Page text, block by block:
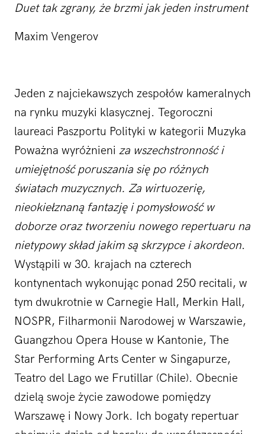
Duet tak zgrany, że brzmi jak jeden instrument
Maxim Vengerov
Jeden z najciekawszych zespołów kameralnych
na rynku muzyki klasycznej. Tegoroczni
laureaci Paszportu Polityki w kategorii Muzyka
Poważna wyróżnieni za wszechstronność i
umiejętność poruszania się po różnych
światach muzycznych. Za wirtuozerię,
nieokiełznaną fantazję i pomysłowość w
doborze oraz tworzeniu nowego repertuaru na
nietypowy skład jakim są skrzypce i akordeon.
Wystąpili w 30. krajach na czterech
kontynentach wykonując ponad 250 recitali, w
tym dwukrotnie w Carnegie Hall, Merkin Hall,
NOSPR, Filharmonii Narodowej w Warszawie,
Guangzhou Opera House w Kantonie, The
Star Performing Arts Center w Singapurze,
Teatro del Lago we Frutillar (Chile). Obecnie
dzielą swoje życie zawodowe pomiędzy
Warszawę i Nowy Jork. Ich bogaty repertuar